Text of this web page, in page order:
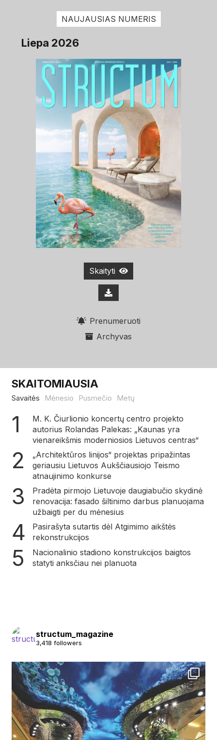
NAUJAUSIAS NUMERIS
Liepa 2026
Skaityti
Prenumeruoti
Archyvas
SKAITOMIAUSIA
Savaitės Mėnesio Pusmečio Metų
M. K. Čiurlionio koncertų centro projekto
autorius Rolandas Palekas: „Kaunas yra
vienareikšmis moderniosios Lietuvos centras“
„Architektūros linijos“ projektas pripažintas
geriausiu Lietuvos Aukščiausiojo Teismo
atnaujinimo konkurse
Pradėta pirmojo Lietuvoje daugiabučio skydinė
renovacija: fasado šiltinimo darbus planuojama
užbaigti per du mėnesius
Pasirašyta sutartis dėl Atgimimo aikštės
rekonstrukcijos
Nacionalinio stadiono konstrukcijos baigtos
statyti anksčiau nei planuota
structum_magazine
3,418 followers